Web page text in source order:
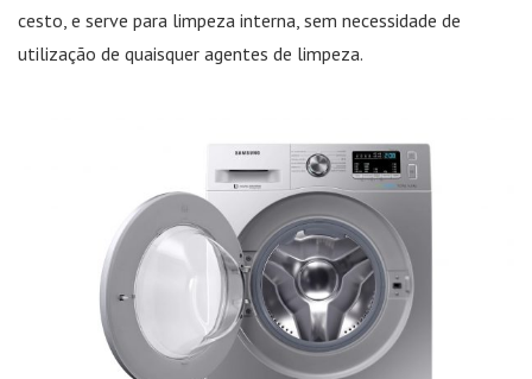
cesto, e serve para limpeza interna, sem necessidade de
utilização de quaisquer agentes de limpeza.